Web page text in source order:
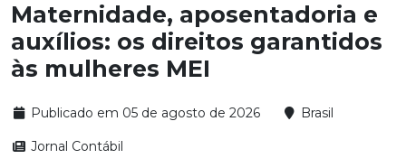
Maternidade, aposentadoria e
auxílios: os direitos garantidos
às mulheres MEI
Publicado em 05 de agosto de 2026 Brasil
Jornal Contábil